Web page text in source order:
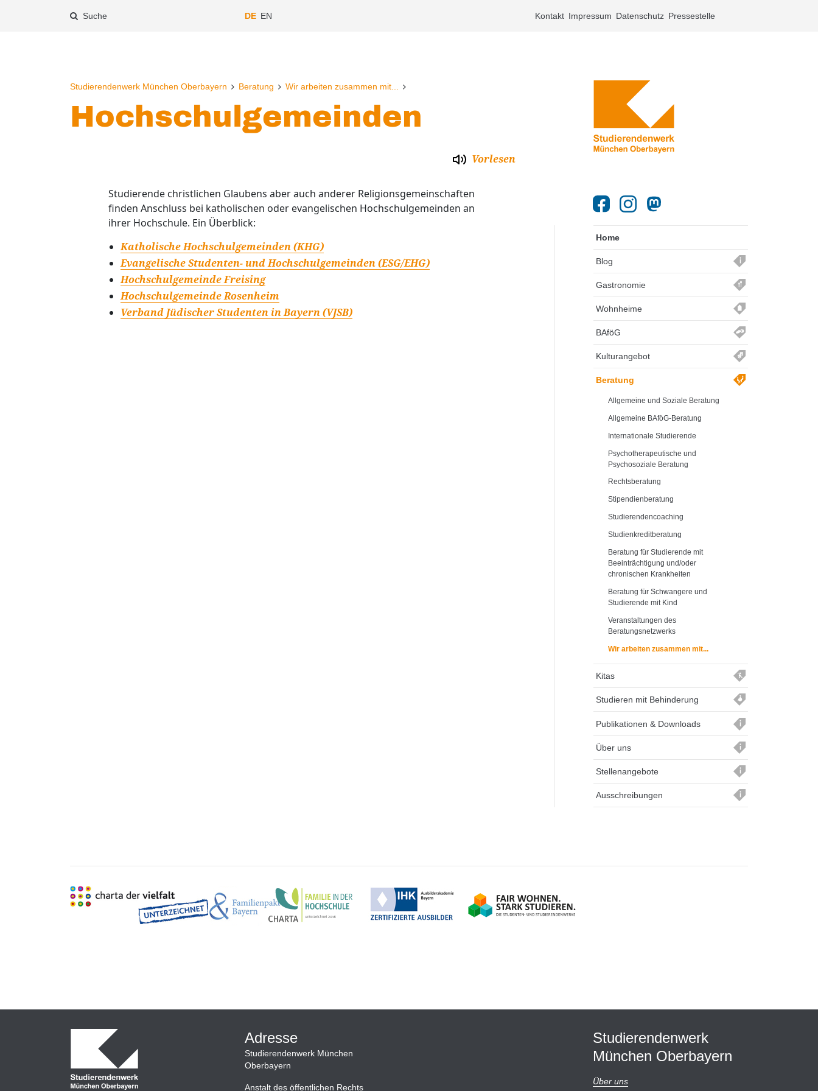
Kontakt Impressum Datenschutz Pressestelle
Suche DE EN
Studierendenwerk München Oberbayern Beratung Wir arbeiten zusammen mit...
Hochschulgemeinden
Vorlesen
Studierende christlichen Glaubens aber auch anderer Religionsgemeinschaften
finden Anschluss bei katholischen oder evangelischen Hochschulgemeinden an
ihrer Hochschule. Ein Überblick:
Katholische Hochschulgemeinden (KHG)
Evangelische Studenten- und Hochschulgemeinden (ESG/EHG)
Hochschulgemeinde Freising
Hochschulgemeinde Rosenheim
Verband Jüdischer Studenten in Bayern (VJSB)
Home
Blog
Gastronomie
Wohnheime
BAföG
Kulturangebot
Beratung
Allgemeine und Soziale Beratung
Allgemeine BAföG-Beratung
Internationale Studierende
Psychotherapeutische und
Psychosoziale Beratung
Rechtsberatung
Stipendienberatung
Studierendencoaching
Studienkreditberatung
Beratung für Studierende mit
Beeinträchtigung und/oder
chronischen Krankheiten
Beratung für Schwangere und
Studierende mit Kind
Veranstaltungen des
Beratungsnetzwerks
Wir arbeiten zusammen mit...
Kitas
Studieren mit Behinderung
Publikationen & Downloads
Über uns
Stellenangebote
Ausschreibungen
Adresse
Studierendenwerk München
Oberbayern
Anstalt des öffentlichen Rechts
Studierendenwerk
München Oberbayern
Über uns